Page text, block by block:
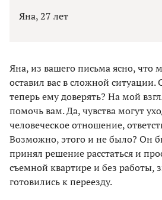
Яна, 27 лет
Яна, из вашего письма ясно, что
оставил вас в сложной
теперь ему доверять? На мой
помочь вам. Да, чувства могут
человеческое отношение,
Возможно, этого и не было? Он
принял решение расстаться и
съемной квартире и без работы,
готовились к переезду.